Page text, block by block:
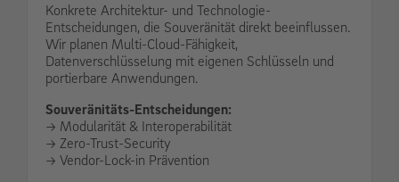
Konkrete Architektur- und Technologie-
Entscheidungen, die Souveränität direkt beeinflussen.
Wir planen Multi-Cloud-Fähigkeit,
Datenverschlüsselung mit eigenen Schlüsseln und
portierbare Anwendungen.
Souveränitäts-Entscheidungen:
-> Modularität & Interoperabilität
-> Zero-Trust-Security
-> Vendor-Lock-in Prävention